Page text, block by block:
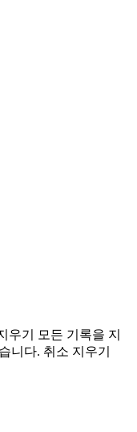
우기
모든 기록을 지
니다. 취소 지우기